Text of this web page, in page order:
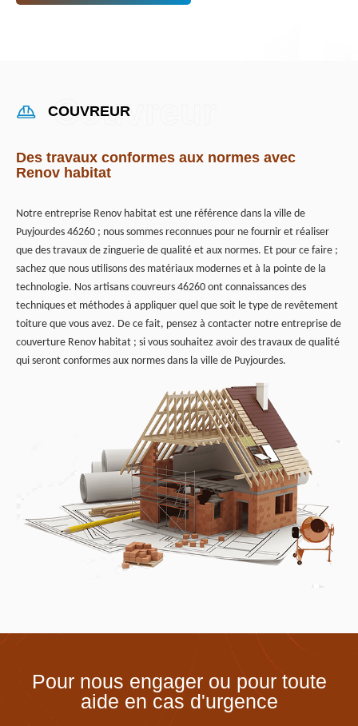
COUVREUR
Des travaux conformes aux normes avec
Renov habitat
Notre entreprise Renov habitat est une référence dans la ville de
Puyjourdes 46260 ; nous sommes reconnues pour ne fournir et réaliser
que des travaux de zinguerie de qualité et aux normes. Et pour ce faire ;
sachez que nous utilisons des matériaux modernes et à la pointe de la
technologie. Nos artisans couvreurs 46260 ont connaissances des
techniques et méthodes à appliquer quel que soit le type de revêtement
toiture que vous avez. De ce fait, pensez à contacter notre entreprise de
couverture Renov habitat ; si vous souhaitez avoir des travaux de qualité
qui seront conformes aux normes dans la ville de Puyjourdes.
Pour nous engager ou pour toute
aide en cas d'urgence